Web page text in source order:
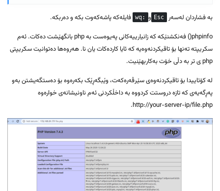
بە فشاردان لەسەر Esc و :wq
فایلەکە پاشەکەوت بکە و دەربکە.
phpinfo() فەنکشنێکە کە زانیارییەکانی پەیوەست بە php بانگهێشت دەکات. ئەم
سکریپتە تەنها بۆ تاقیکردنەوەیە کە ئایا کاردەکات یان نا. هەروەها دەتوانیت سکریپتی
php ی تر بە دڵی خۆت بەکاربهێنیت.
لە کۆتاییدا بۆ تاقیکردنەوەی سێرڤەرەکەت، وێبگەڕێک بکەرەوە بۆ دەستگەیشتن بەو
پەڕگەیەی کە تازە دروستت کردووە بە داخڵکردنی ئەم ناونیشانەی خوارەوە
http://your-server-ip/file.php.